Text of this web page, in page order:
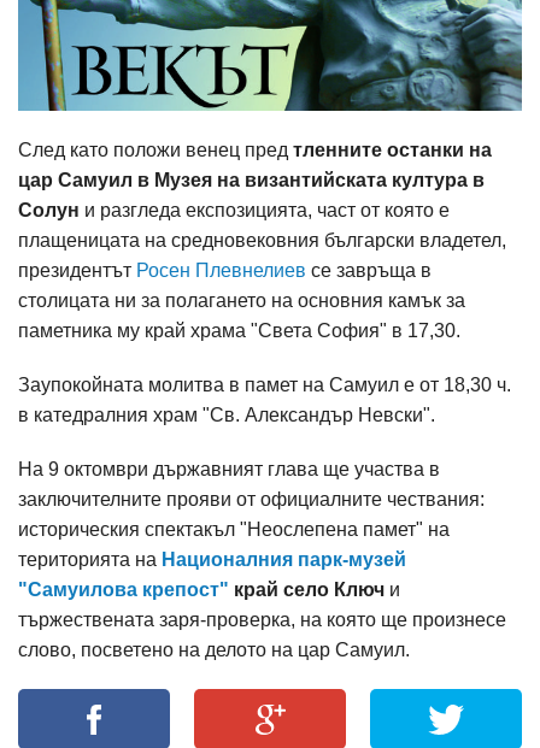
След като положи венец пред тленните останки на
цар Самуил в Музея на византийската култура в
Солун и разгледа експозицията, част от която е
плащеницата на средновековния български владетел,
президентът Росен Плевнелиев се завръща в
столицата ни за полагането на основния камък за
паметника му край храма "Света София" в 17,30.
Заупокойната молитва в памет на Самуил е от 18,30 ч.
в катедралния храм "Св. Александър Невски".
На 9 октомври държавният глава ще участва в
заключителните прояви от официалните чествания:
историческия спектакъл "Неослепена памет" на
територията на Националния парк-музей
"Самуилова крепост" край село Ключ и
тържествената заря-проверка, на която ще произнесе
слово, посветено на делото на цар Самуил.